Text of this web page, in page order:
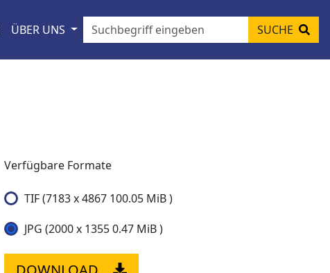
ÜBER UNS SUCHE
Verfügbare Formate
TIF (7183 x 4867 100.05 MiB )
JPG (2000 x 1355 0.47 MiB )